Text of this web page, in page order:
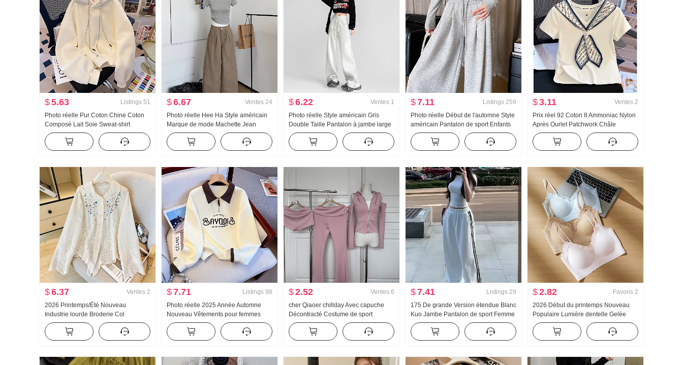
$5.63 Listings 51
Photo réelle Pur Coton Chine Coton
Composé Lait Soie Sweat-shirt
Femme Version légère 2025 Automne
Nouveau Avec capuche Manches
longues T-shirt Top
$6.67 Ventes 24
Photo réelle Hee Ha Style américain
Marque de mode Machette Jean
Ample Kuo Jambe Décontracté
Pantalon
$6.22 Ventes 1
Photo réelle Style américain Gris
Double Taille Pantalon à jambe large
Femme 2026 Automne Ample
Décontracté Taille haute Vertical Sens
Droit Pantalon de sport
$7.11 Listings 259
Photo réelle Début de l'automne Style
américain Pantalon de sport Enfants
Gainant Taille haute Vertical Sens
Pantalon large Droit Ample
Décontracté Traîne Wei Pantalon
$3.11 Ventes 2
Prix réel 92 Coton 8 Ammoniac Nylon
Après Ourlet Patchwork Châle
Foulard en soie Ajusté Col en V
Manches courtes T-shirt Femme
$6.37 Ventes 2
2026 Printemps/Été Nouveau
Industrie lourde Broderie Col
Claudine Chemise pour femmes Style
français Rétro Protection solaire
Cardigan
$7.71 Listings 98
Photo réelle 2025 Année Automne
Nouveau Vêtements pour femmes
Sweat-shirt Réduction de l'âge Moitié
Fermeture éclair Mode Col polo
Décontracté Polyvalent Amincissant
$2.52 Ventes 6
cher Qiaoer chillday Avec capuche
Décontracté Costume de sport
Femme Printemps Épaules dénudées
Manteau Pantalon évasé Ensemble
trois pièces
$7.41 Listings 29
175 De grande Version étendue Blanc
Kuo Jambe Pantalon de sport Femme
Printemps et automne Nouveau
Polyvalent Rayures Décontracté
Traîne Pantalon
$2.82 Favoris 2
2026 Début du printemps Nouveau
Populaire Lumière dentelle Gelée
Colle Bande Corset À l'intérieur
Ceinture Poitrine Pad Amincissant
Gilet pour les femmes